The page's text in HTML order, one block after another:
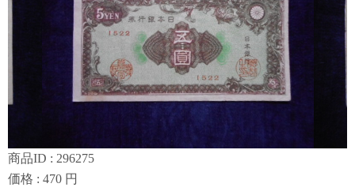
商品ID : 296275
価格 : 470 円